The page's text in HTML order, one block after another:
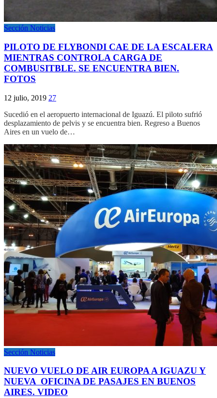
Sección Noticias
PILOTO DE FLYBONDI CAE DE LA ESCALERA
MIENTRAS CONTROLA CARGA DE
COMBUSITBLE. SE ENCUENTRA BIEN.
FOTOS
12 julio, 2019 27
Sucedió en el aeropuerto internacional de Iguazú. El piloto sufrió
desplazamiento de pelvis y se encuentra bien. Regreso a Buenos
Aires en un vuelo de…
Sección Noticias
NUEVO VUELO DE AIR EUROPA A IGUAZU Y
NUEVA OFICINA DE PASAJES EN BUENOS
AIRES. VIDEO